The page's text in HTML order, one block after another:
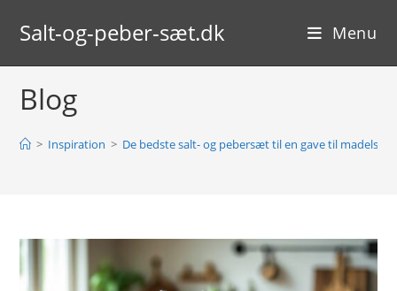
Salt-og-peber-sæt.dk Menu
Blog
> Inspiration > De bedste salt- og pebersæt til en gave til